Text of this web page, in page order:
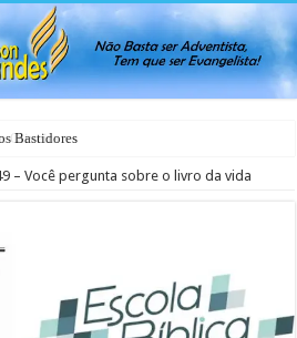
Bastidores
– Você pergunta sobre o livro da vida